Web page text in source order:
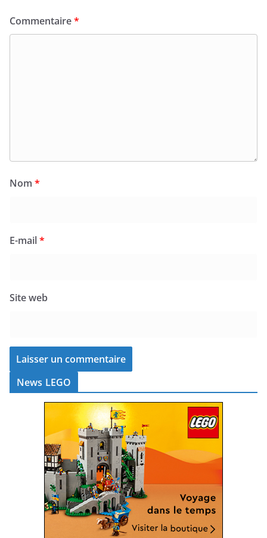
Commentaire*
Nom *
E-mail*
Site web
News LEGO